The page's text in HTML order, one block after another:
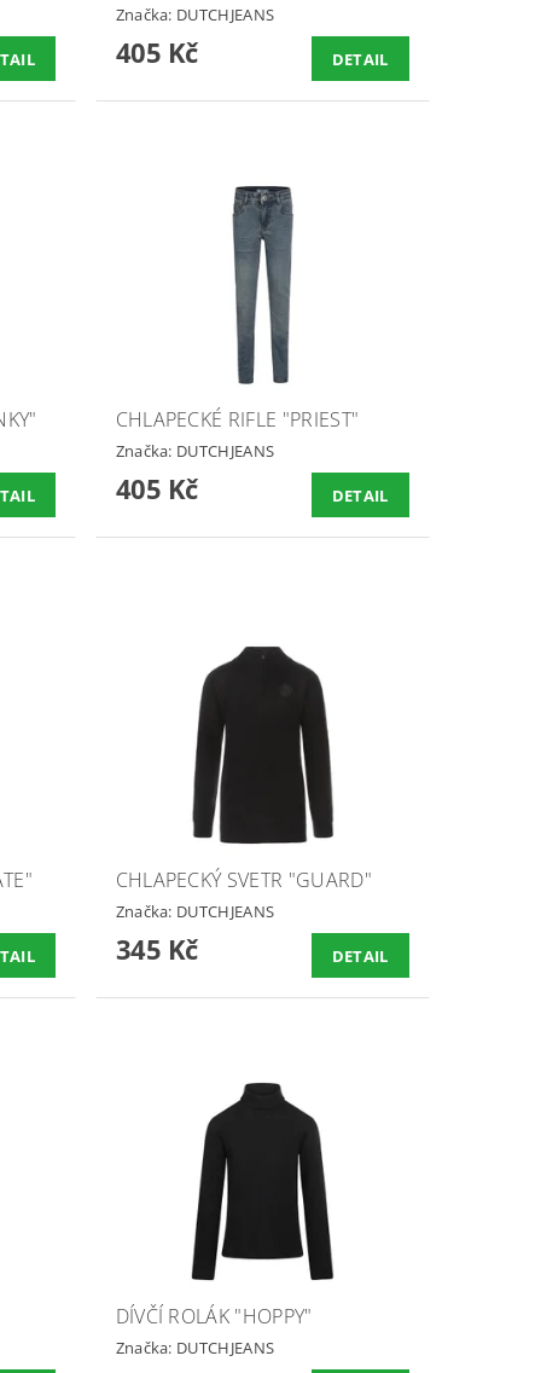
Značka: DUTCHJEANS
405 Kč DETAIL
CHLAPECKÉ RIFLE "PRIEST"
Značka: DUTCHJEANS
405 Kč DETAIL
CHLAPECKÝ SVETR "GUARD"
Značka: DUTCHJEANS
345 Kč DETAIL
DÍVČÍ ROLÁK "HOPPY"
Značka: DUTCHJEANS